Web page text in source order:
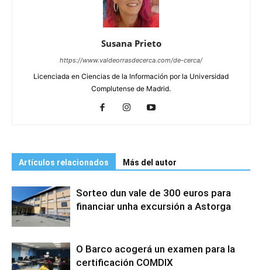
Susana Prieto
https://www.valdeorrasdecerca.com/de-cerca/
Licenciada en Ciencias de la Información por la Universidad
Complutense de Madrid.
Artículos relacionados Más del autor
Sorteo dun vale de 300 euros para
financiar unha excursión a Astorga
O Barco acogerá un examen para la
certificación COMDIX